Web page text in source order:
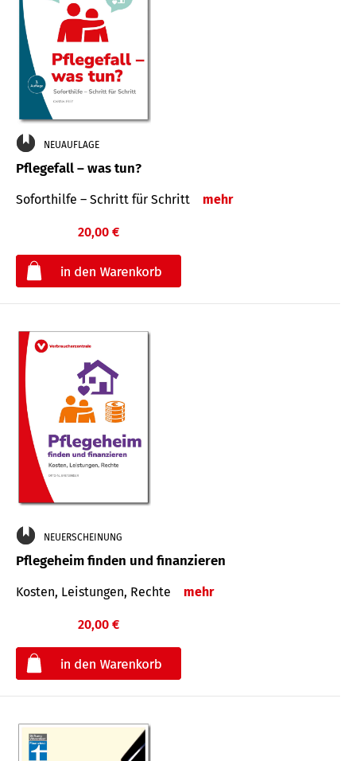
NEUAUFLAGE
Pflegefall – was tun?
Soforthilfe – Schritt für Schritt mehr
20,00 €
NEUERSCHEINUNG
Pflegeheim finden und finanzieren
Kosten, Leistungen, Rechte mehr
20,00 €